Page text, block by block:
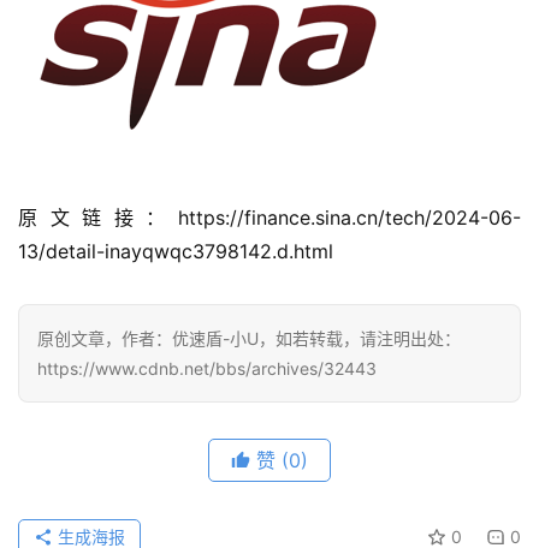
优
态
登录 注册
原文链接：https://finance.sina.cn/tech/2024-06-
13/detail-inayqwqc3798142.d.html
原创文章，作者：优速盾-小U，如若转载，请注明出处：
https://www.cdnb.net/bbs/archives/32443
赞 (0)
0 0
生成海报